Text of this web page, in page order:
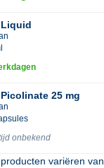
25 mg
onbekend
producten variëren van